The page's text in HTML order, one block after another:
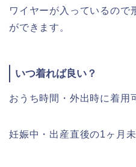
ワイヤーが入っているので
ができます。
いつ着れば良い？
おうち時間・外出時に着用
妊娠中・出産直後の1ヶ月